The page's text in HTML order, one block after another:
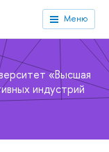
Меню
«Высшая
индустрий